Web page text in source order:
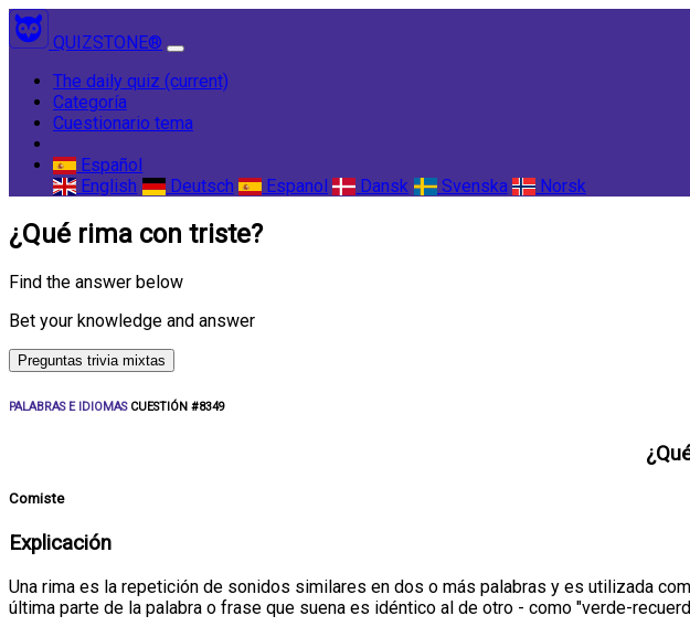
QUIZSTONE®
The daily quiz (current)
Categoría
Cuestionario tema
Español
English
Deutsch Espanol Dansk Svenska Norsk
¿Qué rima con triste?
Find the answer below
Bet your knowledge and answer
Preguntas trivia mixtas
PALABRAS E IDIOMASCUESTIÓN #8349
Comiste
Explicación
Una rima es la repetición de sonidos similares en dos o más palabras y es utilizada
última parte de la palabra o frase que suena es idéntico al de otro - como "verde-